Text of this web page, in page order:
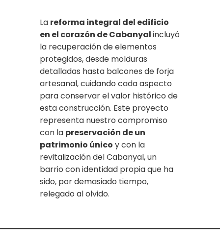
La reforma integral del edificio
en el corazón de Cabanyalincluyó
la recuperación de elementos
protegidos, desde molduras
detalladas hasta balcones de forja
artesanal, cuidando cada aspecto
para conservar el valor histórico de
esta construcción. Este proyecto
representa nuestro compromiso
con la preservación de un
patrimonio único y con la
revitalización del Cabanyal, un
barrio con identidad propia que ha
sido, por demasiado tiempo,
relegado al olvido.